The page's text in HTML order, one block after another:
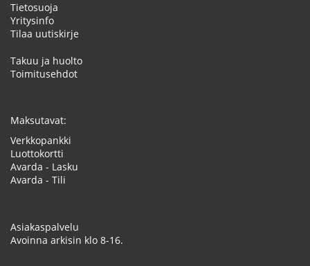
Tietosuoja
Yritysinfo
Tilaa uutiskirje
Takuu ja huolto
Toimitusehdot
Maksutavat:
Verkkopankki
Luottokortti
Avarda - Lasku
Avarda - Tili
Asiakaspalvelu
Avoinna arkisin klo 8-16.